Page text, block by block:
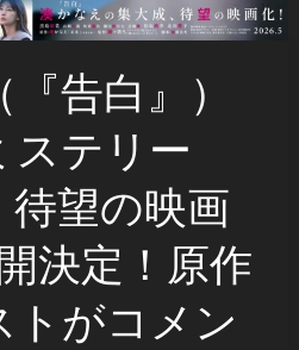
告白』）
ステリー
待望の映画
決定！原作
トがコメン